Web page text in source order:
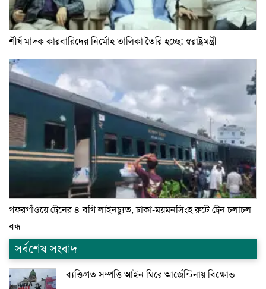
শীর্ষ মাদক কারবারিদের নির্মোহ তালিকা তৈরি হচ্ছে: স্বরাষ্ট্রমন্ত্রী
গফরগাঁওয়ে ট্রেনের ৪ বগি লাইনচ্যুত, ঢাকা-ময়মনসিংহ রুটে ট্রেন চলাচল
বন্ধ
সর্বশেষ সংবাদ
ব্যক্তিগত সম্পত্তি আইন ঘিরে আর্জেন্টিনায় বিক্ষোভ